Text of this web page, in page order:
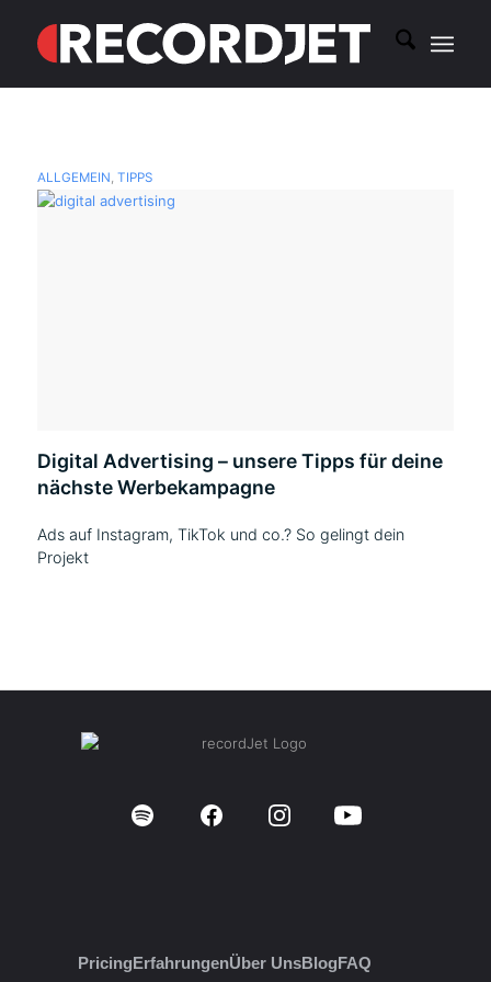
ALLGEMEIN, TIPPS
Digital Advertising – unsere Tipps für deine
nächste Werbekampagne
Ads auf Instagram, TikTok und co.? So gelingt dein
Projekt
PricingErfahrungenÜber UnsBlogFAQ